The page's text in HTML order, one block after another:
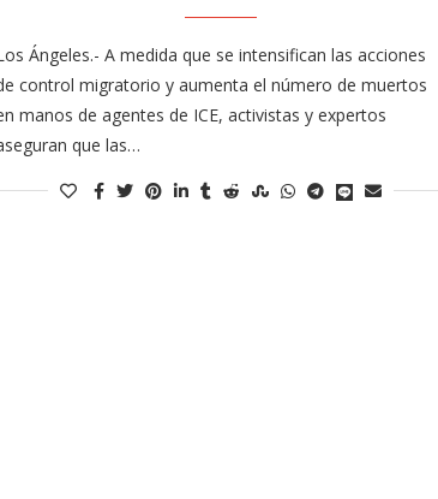
Ángeles.- A medida que se intensifican las acciones
control migratorio y aumenta el número de muertos
manos de agentes de ICE, activistas y expertos
que las…